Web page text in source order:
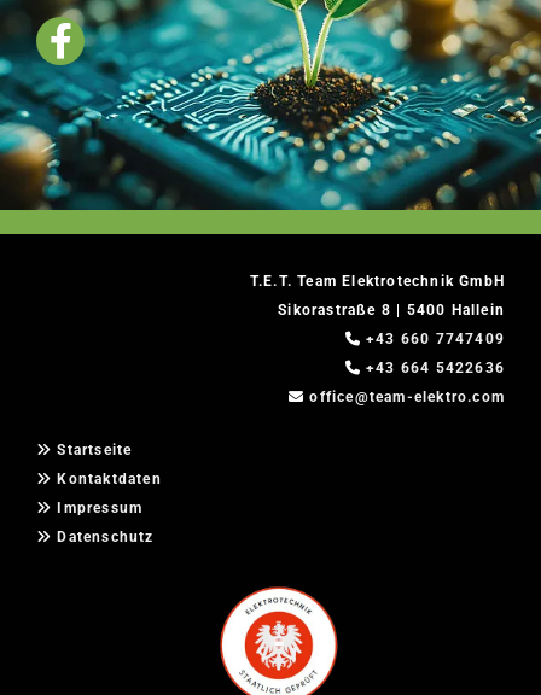
T.E.T. Team Elektrotechnik GmbH
Sikorastraße 8 | 5400 Hallein
 +43 660 7747409
 +43 664 5422636
 office@team-elektro.com
 Startseite
 Kontaktdaten
 Impressum
 Datenschutz